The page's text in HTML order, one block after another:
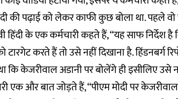
की पढ़ाई को लेकर काफी कुछ बोला था. पहले वो
हिंदी के एक कर्मचारी कहते हैं, ‘‘यह साफ
टारगेट करते हैं तो उसे नहीं दिखाना है.
कि केजरीवाल अडानी पर बोलेंगे ही इसीलिए उसे
एक और बात जोड़ते हैं, ‘‘पीएम मोदी पर